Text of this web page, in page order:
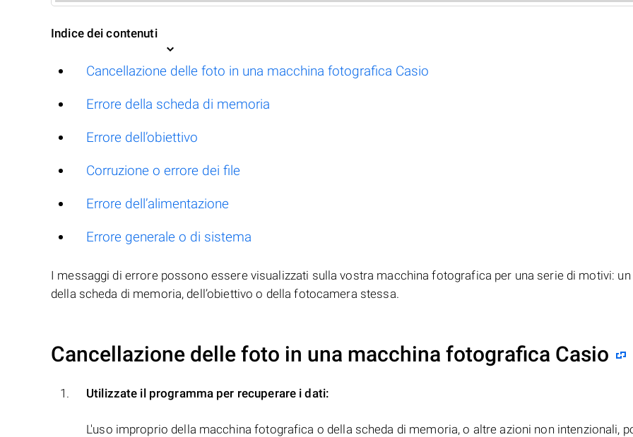
Indice dei contenuti
Cancellazione delle foto in una macchina fotografica Casio
Errore della scheda di memoria
Errore dell’obiettivo
Corruzione o errore dei file
Errore dell’alimentazione
Errore generale o di sistema
I messaggi di errore possono essere visualizzati sulla vostra macchina fotografica per una serie di motivi:
della scheda di memoria, dell’obiettivo o della fotocamera stessa.
Cancellazione delle foto in una macchina fotografica Casio
Utilizzate il programma per recuperare i dati:
L'uso improprio della macchina fotografica o della scheda di memoria, o altre azioni non intenzionali,